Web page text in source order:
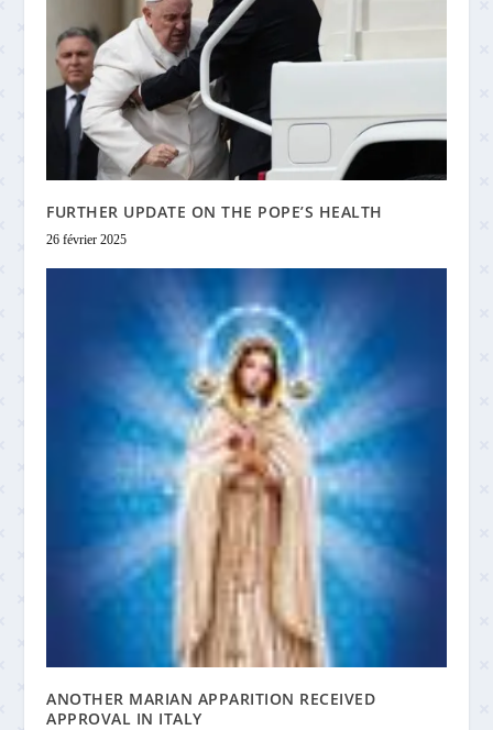
FURTHER UPDATE ON THE POPE’S HEALTH
26 février 2025
ANOTHER MARIAN APPARITION RECEIVED
APPROVAL IN ITALY